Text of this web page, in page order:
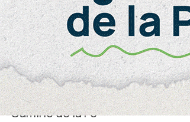
Turismo
Camino de la Fe